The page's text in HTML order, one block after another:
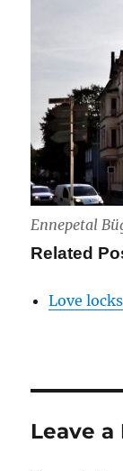
Ennepetal
Related
Love locks
Leave a